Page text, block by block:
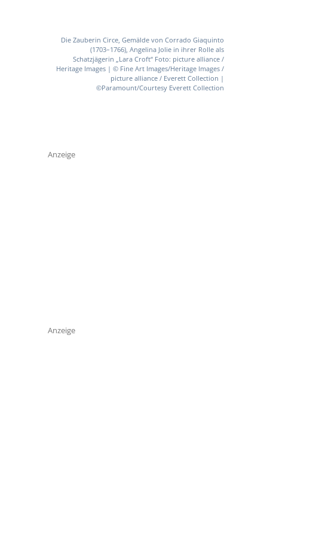
Die Zauberin Circe, Gemälde von Corrado Giaquinto
(1703–1766), Angelina Jolie in ihrer Rolle als
Schatzjägerin „Lara Croft“ Foto: picture alliance /
Heritage Images | © Fine Art Images/Heritage Images /
picture alliance / Everett Collection |
©Paramount/Courtesy Everett Collection
Anzeige
Anzeige